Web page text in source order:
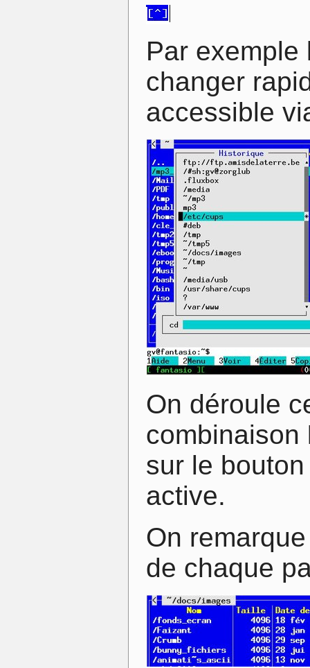
Par exemple
changer
accessible
On déroule
combinaison
sur le
active.
On
de chaque